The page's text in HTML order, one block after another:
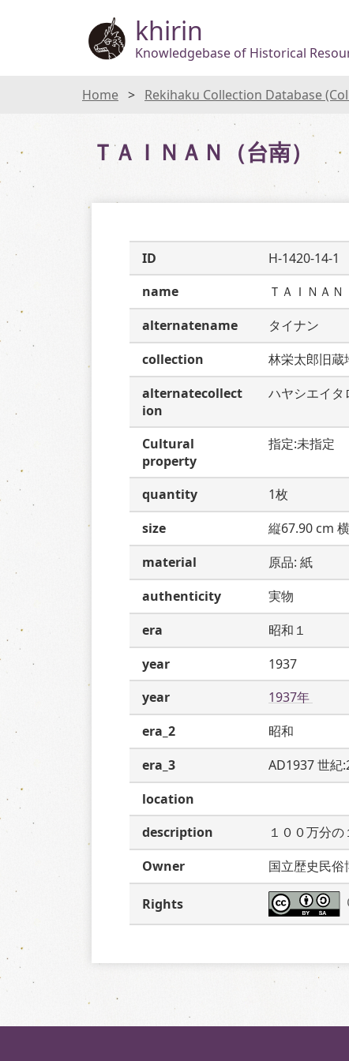
khirin
Knowledgebase of Historical
Home Rekihaku Collection Database
ＴＡＩＮＡＮ（台南）
ID
H-1420-14-1
name
ＴＡＩＮＡＮ
alternatename
タイナン
collection
林栄太郎旧蔵
alternatecollect
ion
ハヤシエイタ
Cultural
property
指定:未指定
quantity
1枚
size
縦67.90 cm
material
原品: 紙
authenticity
実物
era
昭和１
year
1937
year
1937年
era_2
昭和
era_3
AD1937 世紀
location
description
１００万分
Owner
国立歴史民俗
Rights